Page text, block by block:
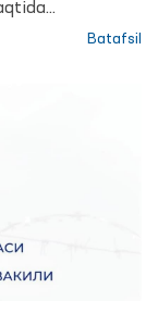
Batafsil